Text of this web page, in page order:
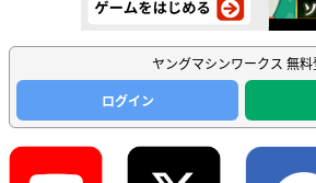
ヤングマシンワークス 無料
ログイン